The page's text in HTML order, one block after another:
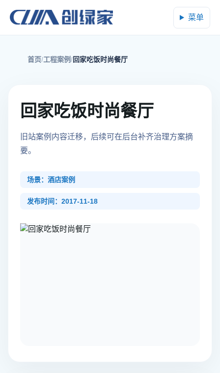
菜单
首页 工程案例 回家吃饭时尚餐厅
回家吃饭时尚餐厅
旧站案例内容迁移，后续可在后台补齐治理方案摘
要。
场景：酒店案例
发布时间：2017-11-18